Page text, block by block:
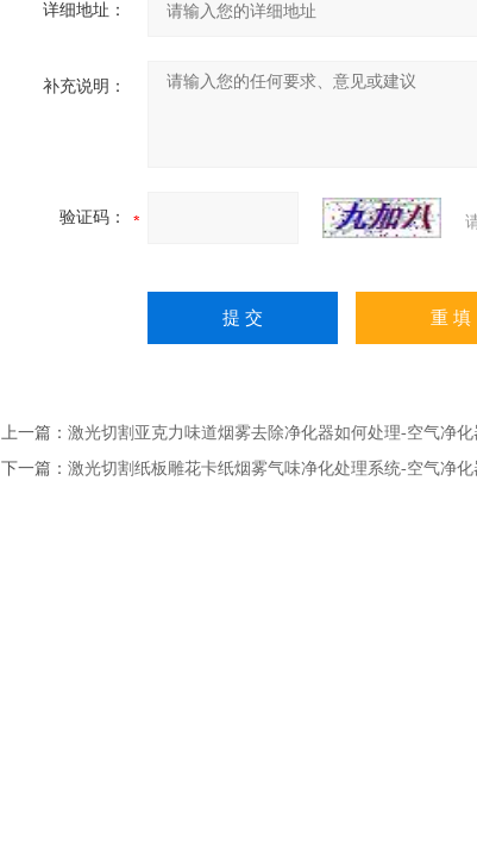
详细地址：
补充说明：
验证码：
上一篇： 激光切割亚克力味道烟雾去除净化器如何处理-空气净化
下一篇： 激光切割纸板雕花卡纸烟雾气味净化处理系统-空气净化